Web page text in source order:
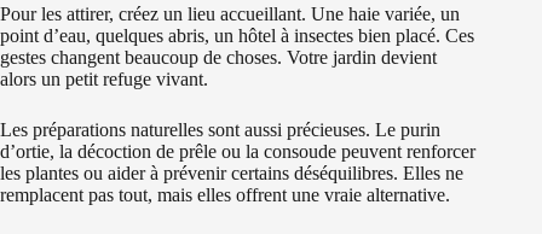
Pour les attirer, créez un lieu accueillant. Une haie variée, un
point d’eau, quelques abris, un hôtel à insectes bien placé. Ces
gestes changent beaucoup de choses. Votre jardin devient
alors un petit refuge vivant.
Les préparations naturelles sont aussi précieuses. Le purin
d’ortie, la décoction de prêle ou la consoude peuvent renforcer
les plantes ou aider à prévenir certains déséquilibres. Elles ne
remplacent pas tout, mais elles offrent une vraie alternative.